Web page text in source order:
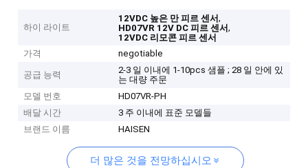
하이 라이트
12VDC 높은 만 피르 센서,
HD07VR 12V DC 피르 센서,
12VDC 리모콘 피르 센서
가격
negotiable
공급 능력
2-3 일 이내에 1-10pcs 샘플 ; 28 일 안에 있
는 대량 주문
모델 번호
HD07VR-PH
배달 시간
3 주 이내에 표준 모델들
브랜드 이름
HAISEN
더 많은 것을 전망하십시오